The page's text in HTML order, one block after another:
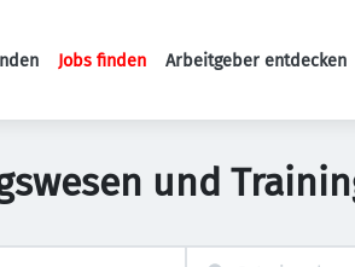
Haupt-Navigation
Jobs finden Arbeitgeber entdecken
und